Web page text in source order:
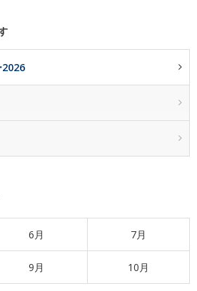
2026
6月 7月
9月 10月